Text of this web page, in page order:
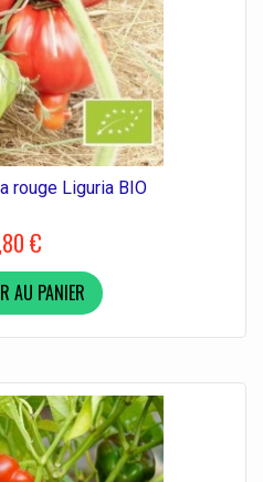
rouge Liguria BIO
€
AU PANIER